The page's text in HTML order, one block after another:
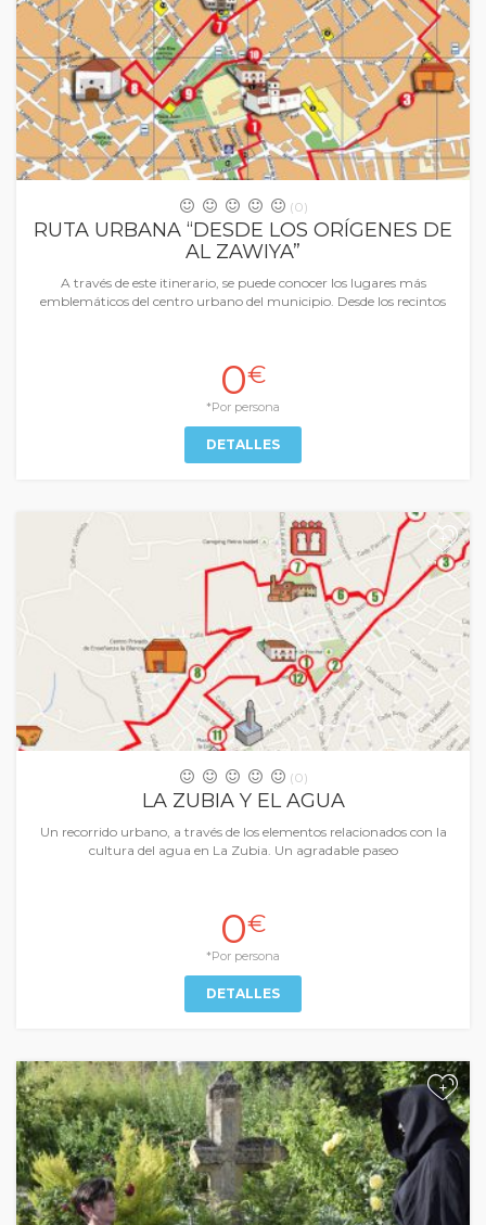
(0)
RUTA URBANA “DESDE LOS ORÍGENES DE
AL ZAWIYA”
A través de este itinerario, se puede conocer los lugares más
emblemáticos del centro urbano del municipio. Desde los recintos
0€
*Por persona
DETALLES
+
(0)
LA ZUBIA Y EL AGUA
Un recorrido urbano, a través de los elementos relacionados con la
cultura del agua en La Zubia. Un agradable paseo
0€
*Por persona
DETALLES
+